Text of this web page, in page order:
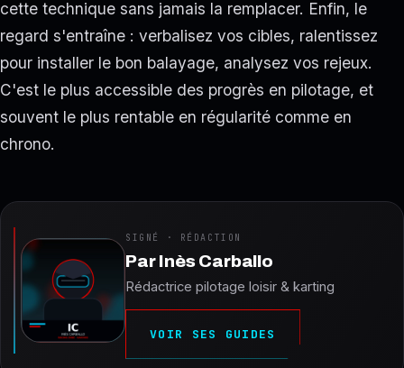
cette technique sans jamais la remplacer. Enfin, le
regard s'entraîne : verbalisez vos cibles, ralentissez
pour installer le bon balayage, analysez vos rejeux.
C'est le plus accessible des progrès en pilotage, et
souvent le plus rentable en régularité comme en
chrono.
SIGNÉ · RÉDACTION
ParInès Carballo
Rédactrice pilotage loisir & karting
VOIR SES GUIDES